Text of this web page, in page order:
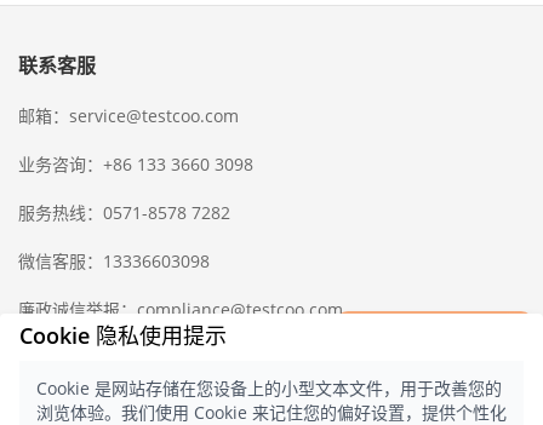
联系客服
邮箱：service@testcoo.com
业务咨询：+86 133 3660 3098
服务热线：0571-8578 7282
微信客服：13336603098
廉政诚信举报：compliance@testcoo.com ×
检验样版报告
中国出入境检验检疫协会
隐私协议
Cookie 隐私使用提示
Cookie 是网站存储在您设备上的小型文本文件，用于改善您的
浏览体验。我们使用 Cookie 来记住您的偏好设置，提供个性化